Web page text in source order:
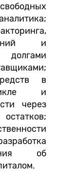
и
долгами
в
и
через
об